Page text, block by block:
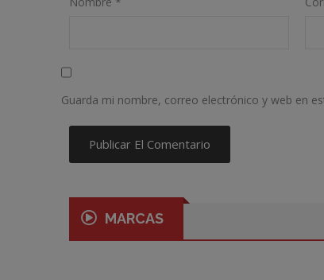
Guarda mi nombre, correo electrónico y web en
MARCAS